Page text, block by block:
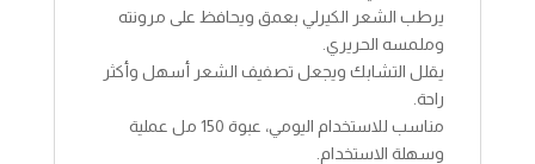
يرطب الشعر الكيرلي بعمق ويحافظ على مرونته
وملمسه الحريري.
يقلل التشابك ويجعل تصفيف الشعر أسهل وأكثر
راحة.
مناسب للاستخدام اليومي، عبوة 150 مل عملية
وسهلة الاستخدام.